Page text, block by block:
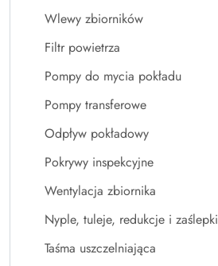
Wlewy zbiorników
Filtr powietrza
Pompy do mycia pokładu
Pompy transferowe
Odpływ pokładowy
Pokrywy inspekcyjne
Wentylacja zbiornika
Nyple, tuleje, redukcje i zaślepki
Taśma uszczelniająca